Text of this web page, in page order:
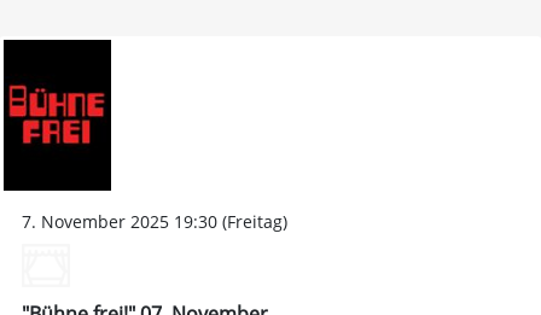
7. November 2025 19:30 (Freitag)